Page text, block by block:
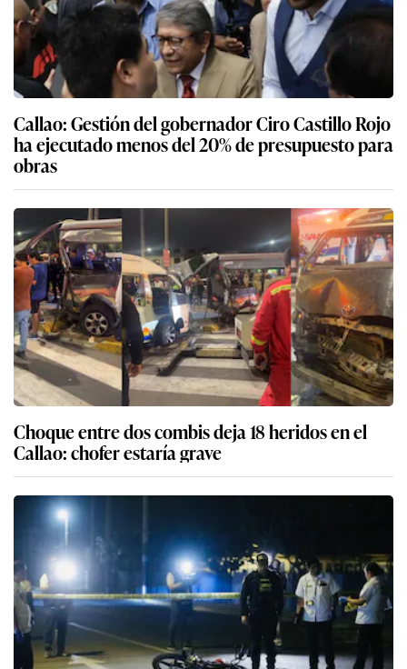
Callao: Gestión del gobernador Ciro Castillo Rojo
ha ejecutado menos del 20% de presupuesto para
obras
Choque entre dos combis deja 18 heridos en el
Callao: chofer estaría grave